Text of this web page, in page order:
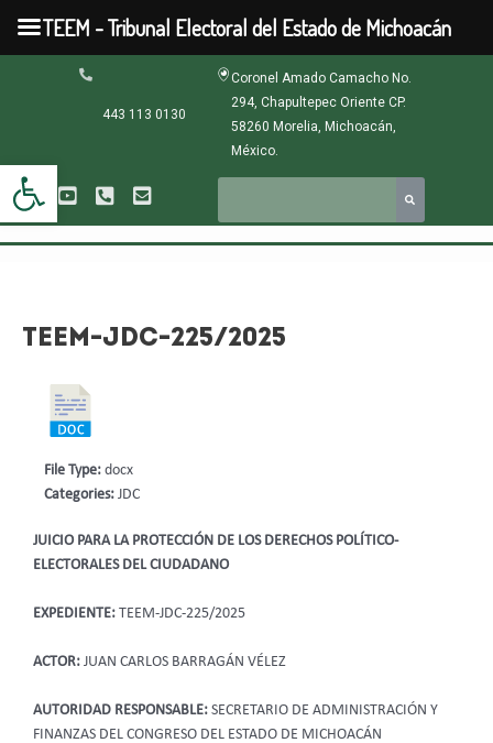
Abrir barra de herramientas
contenido
443 113 0130
Coronel Amado Camacho No.
294, Chapultepec Oriente CP.
58260 Morelia, Michoacán,
México.
TEEM-JDC-225/2025
JUICIO PARA LA PROTECCIÓN DE LOS DERECHOS POLÍTICO-
ELECTORALES DEL CIUDADANO
EXPEDIENTE: TEEM-JDC-225/2025
ACTOR: JUAN CARLOS BARRAGÁN VÉLEZ
AUTORIDAD RESPONSABLE: SECRETARIO DE ADMINISTRACIÓN Y
FINANZAS DEL CONGRESO DEL ESTADO DE MICHOACÁN
File Type: docx
Categories: JDC
TEEM - Tribunal Electoral del Estado de Michoacán